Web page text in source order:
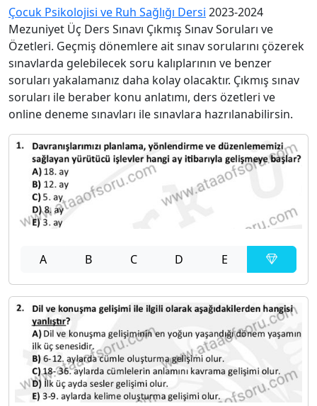
Çocuk Psikolojisi ve Ruh Sağlığı Dersi 2023-2024
Mezuniyet Üç Ders Sınavı Çıkmış Sınav Soruları ve
Özetleri. Geçmiş dönemlere ait sınav sorularını çözerek
sınavlarda gelebilecek soru kalıplarının ve benzer
soruları yakalamanız daha kolay olacaktır. Çıkmış sınav
soruları ile beraber konu anlatımı, ders özetleri ve
online deneme sınavları ile sınavlara hazrılanabilirsin.
A B C D E